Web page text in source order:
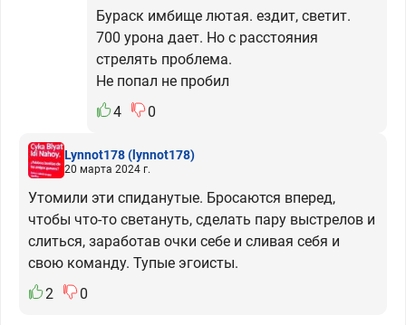
Бураск имбище лютая. ездит, светит.
700 урона дает. Но с расстояния
стрелять проблема.
Не попал не пробил
4
0
Lynnot178(lynnot178)
20 марта 2024 г.
Утомили эти спиданутые. Бросаются вперед,
чтобы что-то светануть, сделать пару выстрелов и
слиться, заработав очки себе и сливая себя и
свою команду. Тупые эгоисты.
2
0